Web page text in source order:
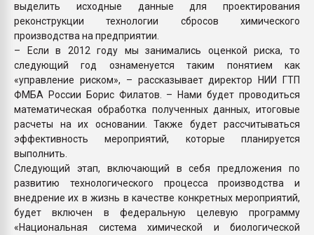
выделить исходные данные для проектирования
реконструкции технологии сбросов химического
производства на предприятии.
– Если в 2012 году мы занимались оценкой риска, то
следующий год ознаменуется таким понятием как
«управление риском», – рассказывает директор НИИ ГТП
ФМБА России Борис Филатов. – Нами будет проводиться
математическая обработка полученных данных, итоговые
расчеты на их основании. Также будет рассчитываться
эффективность мероприятий, которые планируется
выполнить.
Следующий этап, включающий в себя предложения по
развитию технологического процесса производства и
внедрение их в жизнь в качестве конкретных мероприятий,
будет включен в федеральную целевую программу
«Национальная система химической и биологической